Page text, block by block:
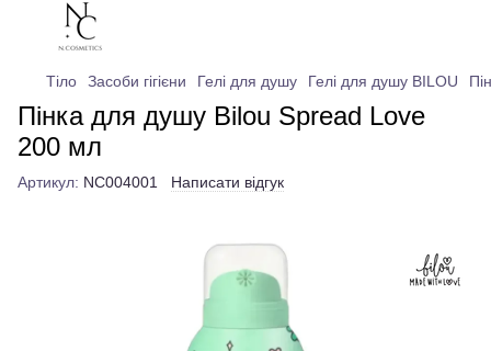
Тіло Засоби гігієни Гелі для душу Гелі для душу BILOU
Пінка для душу Bilou Spread Love
200 мл
Артикул: NC004001 Написати відгук